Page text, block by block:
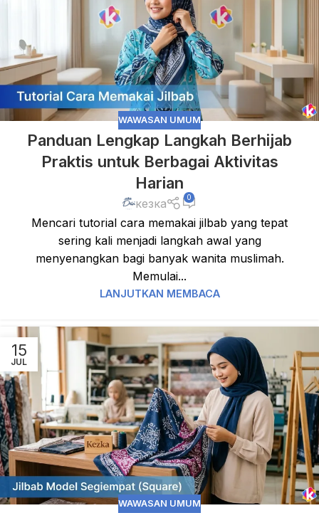
WAWASAN UMUM
Panduan Lengkap Langkah Berhijab
Praktis untuk Berbagai Aktivitas
Harian
кезка 0
Mencari tutorial cara memakai jilbab yang tepat
sering kali menjadi langkah awal yang
menyenangkan bagi banyak wanita muslimah.
Memulai...
LANJUTKAN MEMBACA
15
JUL
WAWASAN UMUM